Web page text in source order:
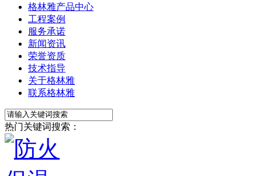
格林雅产品中心
工程案例
服务承诺
新闻资讯
荣誉资质
技术指导
关于格林雅
联系格林雅
热门关键词搜索：